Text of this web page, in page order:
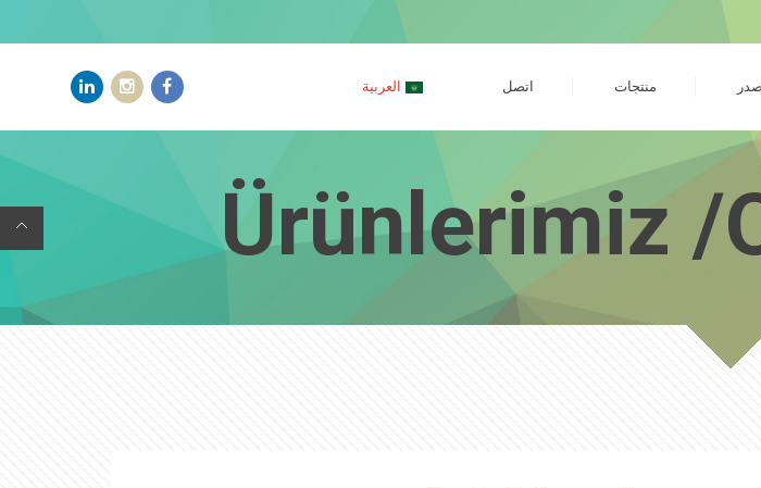
منتجات اتصل العربية
Ürünlerimiz /